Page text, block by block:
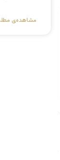
مشاهده‌ی